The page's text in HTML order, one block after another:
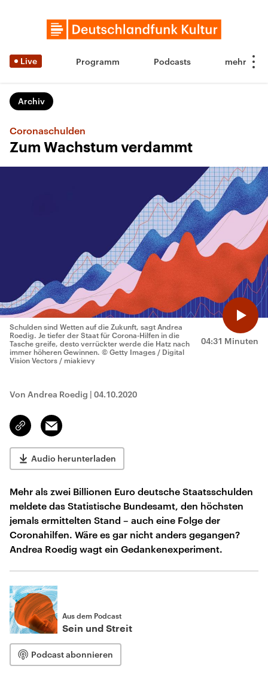
Live Programm Podcasts
Archiv
Coronaschulden
Zum Wachstum verdammt
04:31 Minuten
Schulden sind Wetten auf die Zukunft, sagt Andrea
Roedig. Je tiefer der Staat für Corona-Hilfen in die
Tasche greife, desto verrückter werde die Hatz nach
immer höheren Gewinnen. © Getty Images / Digital
Vision Vectors / miakievy
Von Andrea Roedig | 04.10.2020
Link
kopieren/teilen
Email
Audio herunterladen
Mehr als zwei Billionen Euro deutsche Staatsschulden
meldete das Statistische Bundesamt, den höchsten
jemals ermittelten Stand – auch eine Folge der
Coronahilfen. Wäre es gar nicht anders gegangen?
Andrea Roedig wagt ein Gedankenexperiment.
Aus dem Podcast
Sein und Streit
Podcast abonnieren